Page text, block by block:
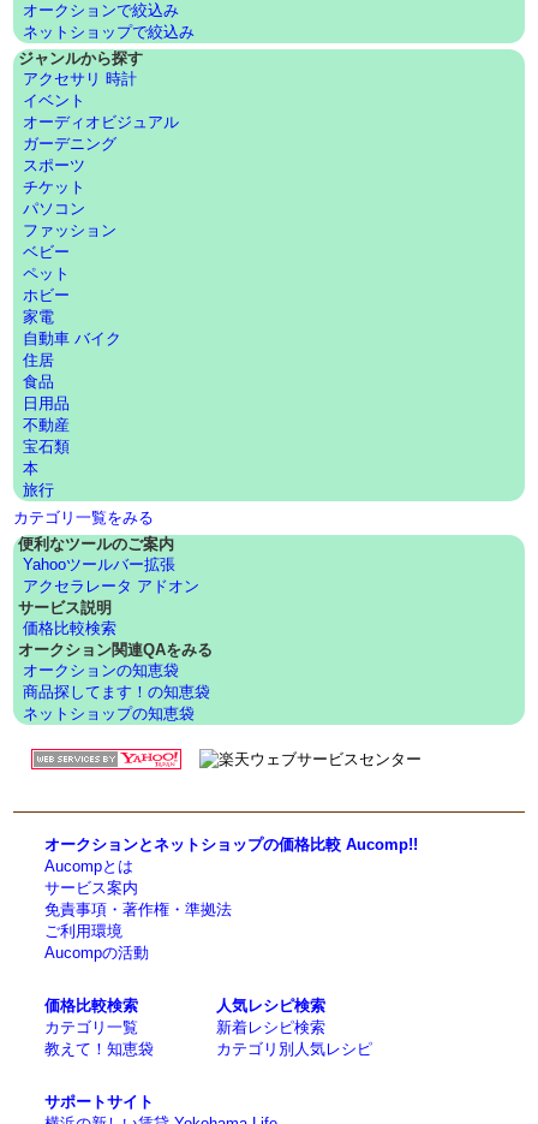
オークションで絞込み
ネットショップで絞込み
ジャンルから探す
アクセサリ 時計
イベント
オーディオビジュアル
ガーデニング
スポーツ
チケット
パソコン
ファッション
ベビー
ペット
ホビー
家電
自動車 バイク
住居
食品
日用品
不動産
宝石類
本
旅行
カテゴリ一覧をみる
便利なツールのご案内
Yahooツールバー拡張
アクセラレータ アドオン
サービス説明
価格比較検索
オークション関連QAをみる
オークションの知恵袋
商品探してます！の知恵袋
ネットショップの知恵袋
オークションとネットショップの価格比較 Aucomp!!
Aucompとは
サービス案内
免責事項・著作権・準拠法
ご利用環境
Aucompの活動
価格比較検索
カテゴリ一覧
教えて！知恵袋
人気レシピ検索
新着レシピ検索
カテゴリ別人気レシピ
サポートサイト